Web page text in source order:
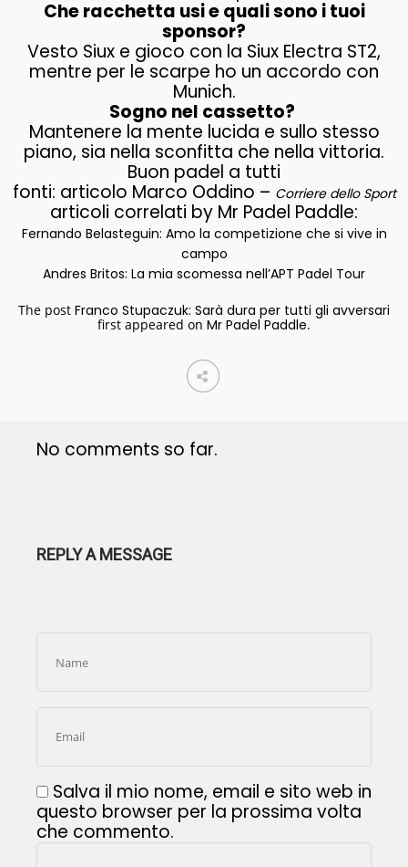
Che racchetta usi e quali sono i tuoi
sponsor?
Vesto Siux e gioco con la Siux Electra ST2,
mentre per le scarpe ho un accordo con
Munich.
Sogno nel cassetto?
Mantenere la mente lucida e sullo stesso
piano, sia nella sconfitta che nella vittoria.
Buon padel a tutti
fonti: articolo Marco Oddino – Corriere dello Sport
articoli correlati by Mr Padel Paddle:
Fernando Belasteguin: Amo la competizione che si vive in
campo
Andres Britos: La mia scomessa nell’APT Padel Tour
The post Franco Stupaczuk: Sarà dura per tutti gli avversari
first appeared on Mr Padel Paddle.
No comments so far.
REPLY A MESSAGE
Salva il mio nome, email e sito web in
questo browser per la prossima volta
che commento.